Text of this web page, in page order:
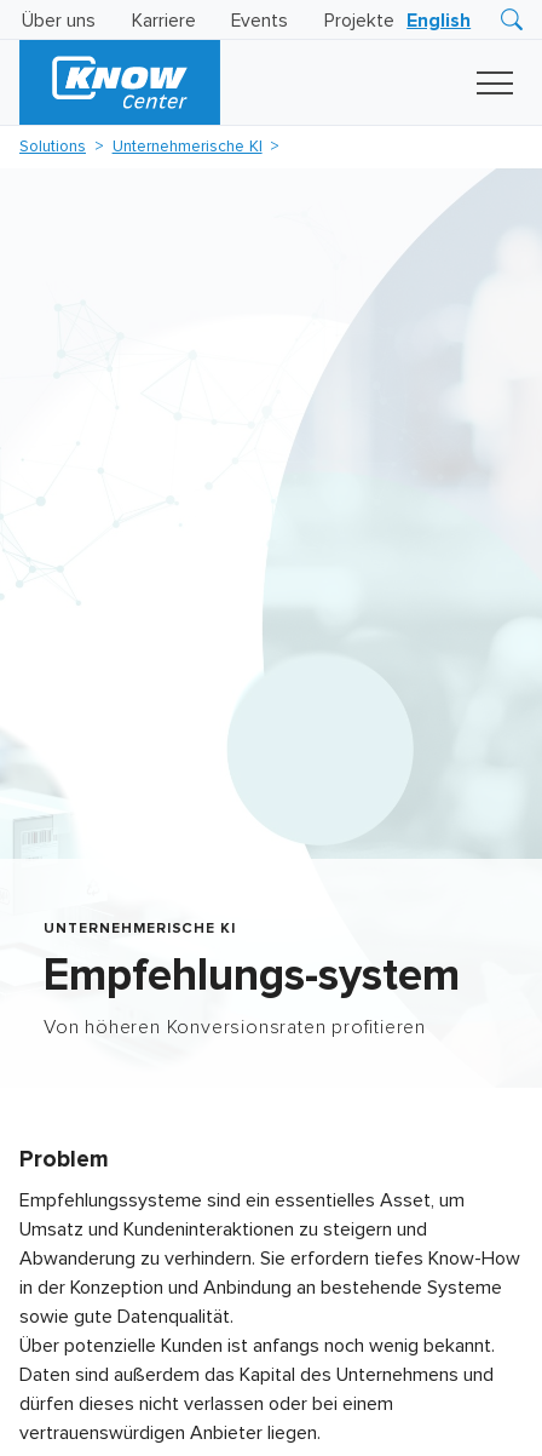
Über uns Karriere Events Projekte English
LEVATOR
Solutions
Gütesiegel
Solutions Unternehmerische KI
UNTERNEHMERISCHE KI
Empfehlungs-system
Von höheren Konversionsraten profitieren
Problem
Empfehlungssysteme sind ein essentielles Asset, um
Umsatz und Kundeninteraktionen zu steigern und
Abwanderung zu verhindern. Sie erfordern tiefes Know-How
in der Konzeption und Anbindung an bestehende Systeme
sowie gute Datenqualität.
Über potenzielle Kunden ist anfangs noch wenig bekannt.
Daten sind außerdem das Kapital des Unternehmens und
dürfen dieses nicht verlassen oder bei einem
vertrauenswürdigen Anbieter liegen.